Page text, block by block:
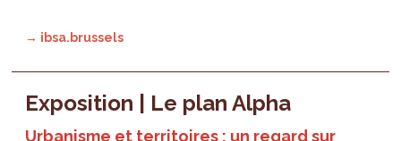
→ ibsa.brussels
Exposition | Le plan Alpha
Urbanisme et territoires : un regard sur